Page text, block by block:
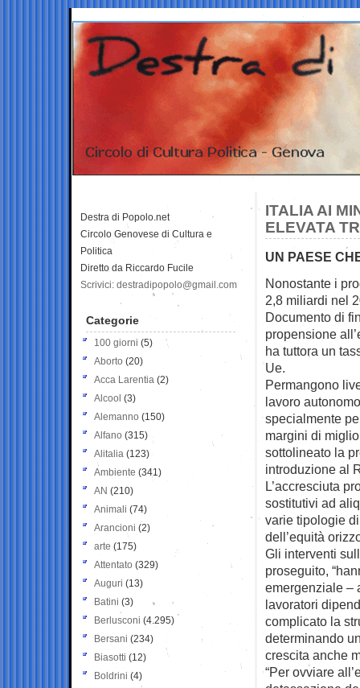
ITALIA AI
ELEVATA
UN PAESE
Nonostante i
2,8 miliardi nel
Documento di
propensione
ha tuttora un
Ue.
Permangono
lavoro
specialmente
margini di
sottolineato la
introduzione al
L’accresciuta
sostitutivi ad
varie tipologie
dell’equità
Gli interventi
proseguito,
emergenziale –
lavoratori
complicato la
determinando
crescita anche
“Per ovviare
Destra di Popolo.net
Circolo Genovese di Cultura e
Politica
Diretto da Riccardo Fucile
Scrivici: destradipopolo@gmail.com
Categorie
100 giorni (5)
Aborto (20)
Acca Larentia (2)
Alcool (3)
Alemanno (150)
Alfano (315)
Alitalia (123)
Ambiente (341)
AN (210)
Animali (74)
Arancioni (2)
arte (175)
Attentato (329)
Auguri (13)
Batini (3)
Berlusconi (4.295)
Bersani (234)
Biasotti (12)
Boldrini (4)